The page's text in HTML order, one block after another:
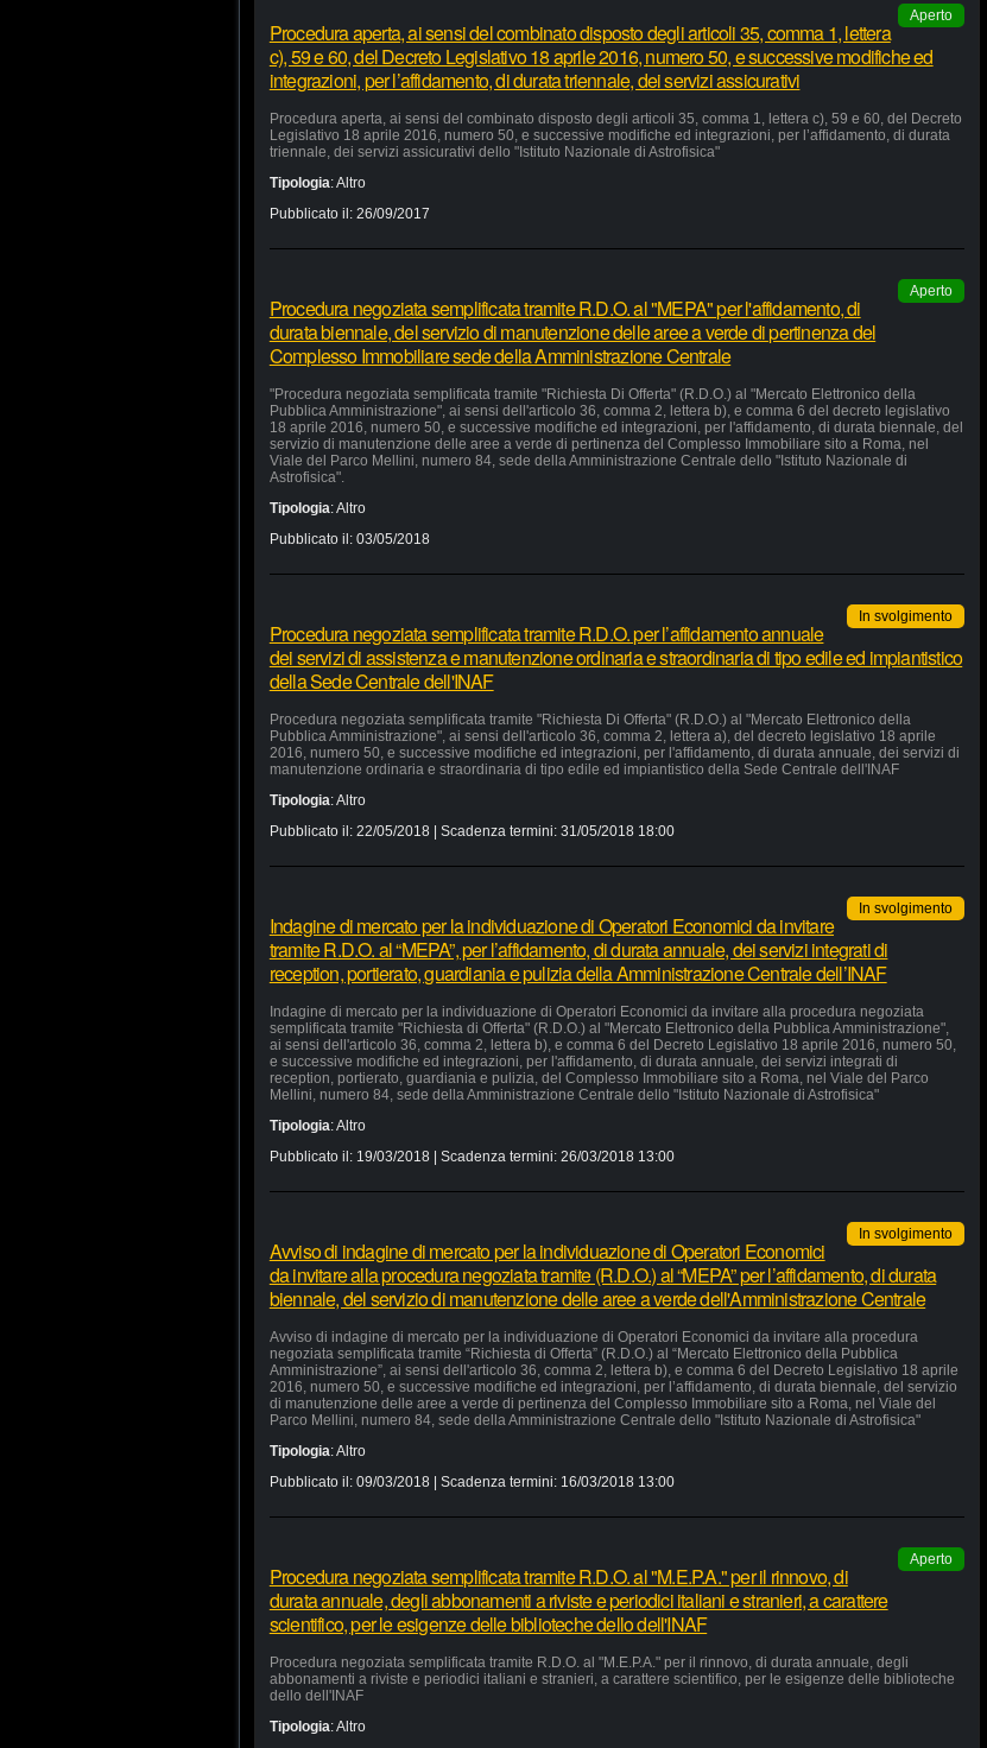
Aperto
Procedura aperta, ai sensi del combinato disposto degli articoli 35, comma 1, lettera
c), 59 e 60, del Decreto Legislativo 18 aprile 2016, numero 50, e successive modifiche ed
integrazioni, per l’affidamento, di durata triennale, dei servizi assicurativi
Procedura aperta, ai sensi del combinato disposto degli articoli 35, comma 1, lettera c), 59 e 60, del Decreto
Legislativo 18 aprile 2016, numero 50, e successive modifiche ed integrazioni, per l’affidamento, di durata
triennale, dei servizi assicurativi dello "Istituto Nazionale di Astrofisica"
Tipologia:Altro
Pubblicato il: 26/09/2017
Aperto
Procedura negoziata semplificata tramite R.D.O. al "MEPA" per l'affidamento, di
durata biennale, del servizio di manutenzione delle aree a verde di pertinenza del
Complesso Immobiliare sede della Amministrazione Centrale
"Procedura negoziata semplificata tramite "Richiesta Di Offerta" (R.D.O.) al "Mercato Elettronico della
Pubblica Amministrazione", ai sensi dell'articolo 36, comma 2, lettera b), e comma 6 del decreto legislativo
18 aprile 2016, numero 50, e successive modifiche ed integrazioni, per l'affidamento, di durata biennale, del
servizio di manutenzione delle aree a verde di pertinenza del Complesso Immobiliare sito a Roma, nel
Viale del Parco Mellini, numero 84, sede della Amministrazione Centrale dello "Istituto Nazionale di
Astrofisica".
Tipologia:Altro
Pubblicato il: 03/05/2018
In svolgimento
Procedura negoziata semplificata tramite R.D.O. per l’affidamento annuale
dei servizi di assistenza e manutenzione ordinaria e straordinaria di tipo edile ed impiantistico
della Sede Centrale dell'INAF
Procedura negoziata semplificata tramite "Richiesta Di Offerta" (R.D.O.) al "Mercato Elettronico della
Pubblica Amministrazione", ai sensi dell'articolo 36, comma 2, lettera a), del decreto legislativo 18 aprile
2016, numero 50, e successive modifiche ed integrazioni, per l'affidamento, di durata annuale, dei servizi di
manutenzione ordinaria e straordinaria di tipo edile ed impiantistico della Sede Centrale dell'INAF
Tipologia:Altro
Pubblicato il: 22/05/2018 | Scadenza termini: 31/05/2018 18:00
In svolgimento
Indagine di mercato per la individuazione di Operatori Economici da invitare
tramite R.D.O. al “MEPA”, per l’affidamento, di durata annuale, dei servizi integrati di
reception, portierato, guardiania e pulizia della Amministrazione Centrale dell’INAF
Indagine di mercato per la individuazione di Operatori Economici da invitare alla procedura negoziata
semplificata tramite "Richiesta di Offerta" (R.D.O.) al "Mercato Elettronico della Pubblica Amministrazione",
ai sensi dell'articolo 36, comma 2, lettera b), e comma 6 del Decreto Legislativo 18 aprile 2016, numero 50,
e successive modifiche ed integrazioni, per l'affidamento, di durata annuale, dei servizi integrati di
reception, portierato, guardiania e pulizia, del Complesso Immobiliare sito a Roma, nel Viale del Parco
Mellini, numero 84, sede della Amministrazione Centrale dello "Istituto Nazionale di Astrofisica"
Tipologia:Altro
Pubblicato il: 19/03/2018 | Scadenza termini: 26/03/2018 13:00
In svolgimento
Avviso di indagine di mercato per la individuazione di Operatori Economici
da invitare alla procedura negoziata tramite (R.D.O.) al “MEPA” per l’affidamento, di durata
biennale, del servizio di manutenzione delle aree a verde dell'Amministrazione Centrale
Avviso di indagine di mercato per la individuazione di Operatori Economici da invitare alla procedura
negoziata semplificata tramite “Richiesta di Offerta” (R.D.O.) al “Mercato Elettronico della Pubblica
Amministrazione”, ai sensi dell'articolo 36, comma 2, lettera b), e comma 6 del Decreto Legislativo 18 aprile
2016, numero 50, e successive modifiche ed integrazioni, per l’affidamento, di durata biennale, del servizio
di manutenzione delle aree a verde di pertinenza del Complesso Immobiliare sito a Roma, nel Viale del
Parco Mellini, numero 84, sede della Amministrazione Centrale dello "Istituto Nazionale di Astrofisica"
Tipologia:Altro
Pubblicato il: 09/03/2018 | Scadenza termini: 16/03/2018 13:00
Aperto
Procedura negoziata semplificata tramite R.D.O. al "M.E.P.A." per il rinnovo, di
durata annuale, degli abbonamenti a riviste e periodici italiani e stranieri, a carattere
scientifico, per le esigenze delle biblioteche dello dell'INAF
Procedura negoziata semplificata tramite R.D.O. al "M.E.P.A." per il rinnovo, di durata annuale, degli
abbonamenti a riviste e periodici italiani e stranieri, a carattere scientifico, per le esigenze delle biblioteche
dello dell'INAF
Tipologia:Altro